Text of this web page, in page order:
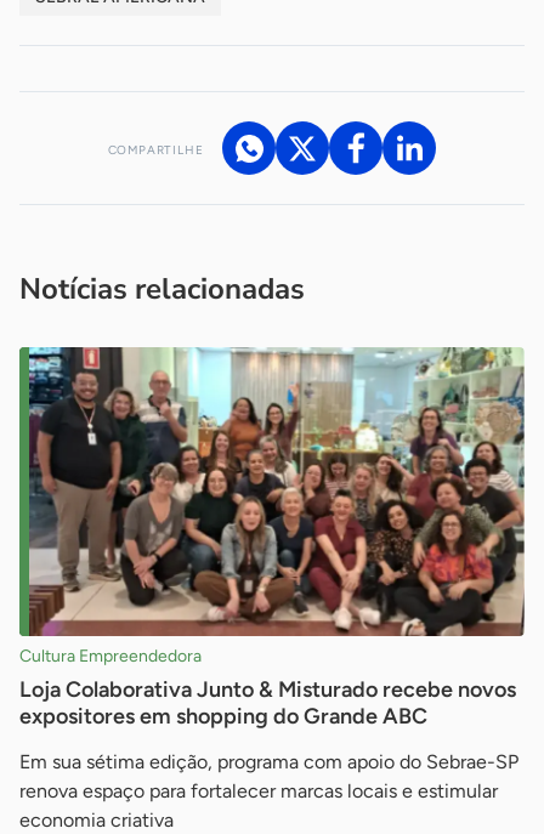
COMPARTILHE
Notícias relacionadas
Cultura Empreendedora
Loja Colaborativa Junto & Misturado recebe novos
expositores em shopping do Grande ABC
Em sua sétima edição, programa com apoio do Sebrae-SP
renova espaço para fortalecer marcas locais e estimular
economia criativa